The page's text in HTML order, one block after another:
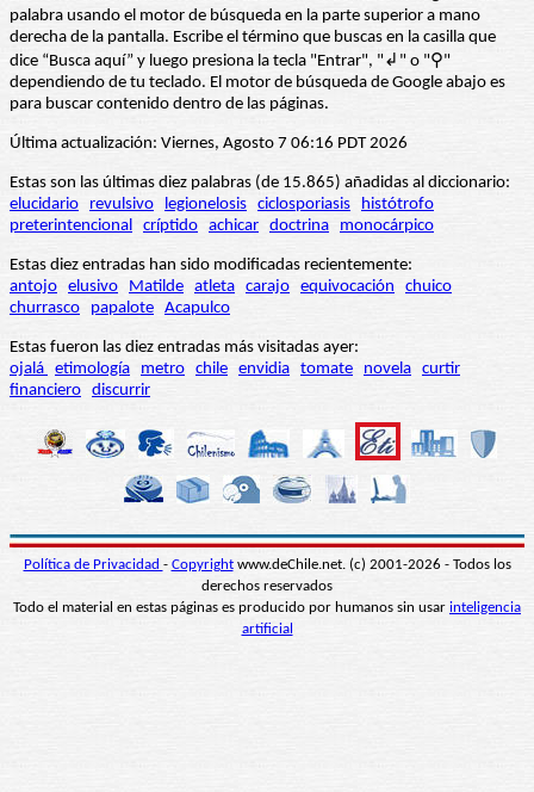
palabra usando el motor de búsqueda en la parte superior a mano
derecha de la pantalla. Escribe el término que buscas en la casilla que
dice “Busca aquí” y luego presiona la tecla "Entrar", "↲" o "⚲"
dependiendo de tu teclado. El motor de búsqueda de Google abajo es
para buscar contenido dentro de las páginas.
Última actualización: Viernes, Agosto 7 06:16 PDT 2026
Estas son las últimas diez palabras (de 15.865) añadidas al diccionario:
elucidario
revulsivo legionelosis ciclosporiasis
histótrofo
preterintencional críptido achicar doctrina monocárpico
Estas diez entradas han sido modificadas recientemente:
antojo elusivo Matilde atleta carajo equivocación
chuico
churrasco
papalote Acapulco
Estas fueron las diez entradas más visitadas ayer:
ojalá etimología metro chile envidia tomate novela curtir
financiero discurrir
Política de Privacidad - Copyrightwww.deChile.net. (c) 2001-2026 - Todos los
derechos reservados
Todo el material en estas páginas es producido por humanos sin usar inteligencia
artificial